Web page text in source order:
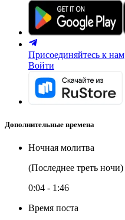
Присоединяйтесь к нам
Войти
Дополнительные времена
Ночная молитва
(Последнее треть ночи)
0:04 - 1:46
Время поста